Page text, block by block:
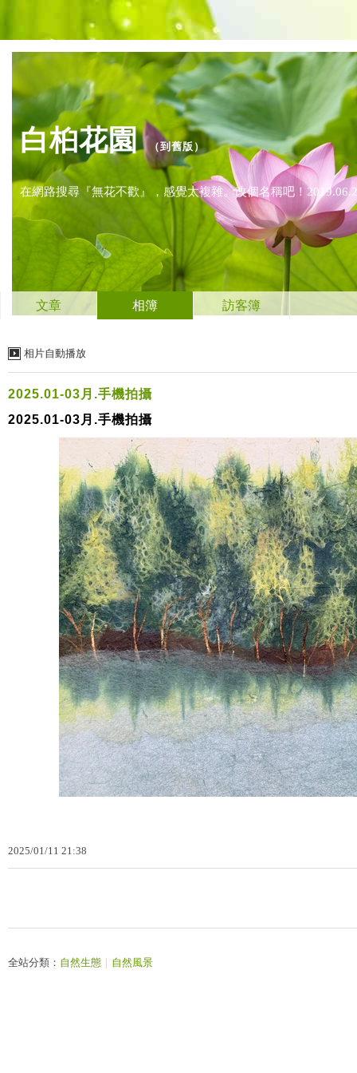
白桕花園（到舊版 ）
在網路搜尋『無花不歡』，感覺太複雜。改個名稱吧！
文章 相簿 訪客簿
相片自動播放
2025.01-03月.手機拍攝
2025.01-03月.手機拍攝
2025/01/11 21:38
全站分類： 自然生態 自然風景